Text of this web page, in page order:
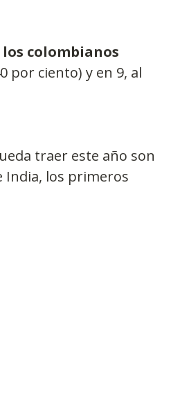
colombianos
por ciento) y en 9, al
traer este año son
India, los primeros